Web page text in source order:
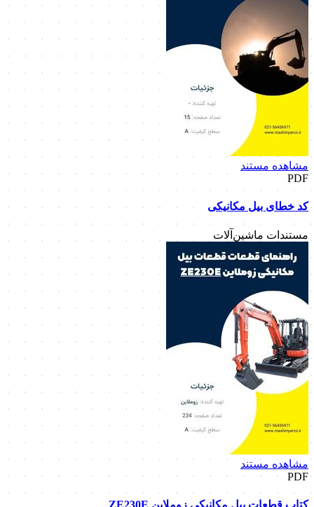
مشاهده مستند
PDF
کد خطای بیل مکانیکی
مستندات ماشین‌آلات
مشاهده مستند
PDF
کتاب قطعات بیل مکانیکی زوملاین ZE230E